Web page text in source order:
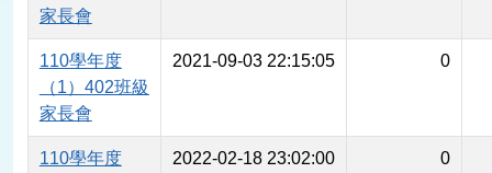
家長會
110學年度
（1）402班級
家長會
2021-09-03 22:15:05 0
110學年度
2022-02-18 23:02:00 0